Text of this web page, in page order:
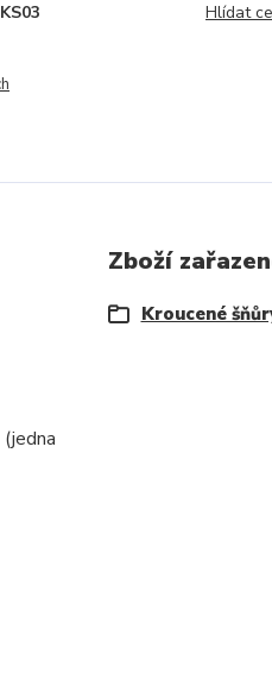
KS03 Hlídat
Zboží
Kroucené